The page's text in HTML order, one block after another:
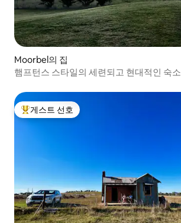
Moorbel의 집
햄프턴스 스타일의 세련되고 현대적인 숙소
상위 게스트 선호
게스트 선호